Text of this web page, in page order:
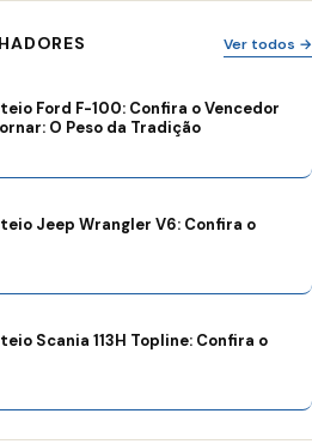
Ver todos →
Ford F-100: Confira o Vencedor
O Peso da Tradição
Jeep Wrangler V6: Confira o
Scania 113H Topline: Confira o